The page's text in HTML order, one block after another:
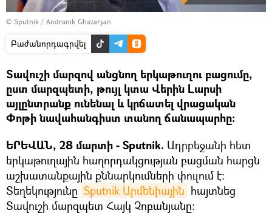
© Sputnik / Andranik Ghazaryan
Բաժանորդագրվել
Տավուշի մարզով անցնող երկաթուղու բացումը,
ըստ մարզպետի, թույլ կտա Վերին Լարսի
այլընտրանք ունենալ և կրճատել վրացական
Փոթի նավահանգիստ տանող ճանապարհը։
ԵՐԵՎԱՆ, 28 մարտի - Sputnik. Ադրբեջանի հետ
երկաթուղային հաղորդակցության բացման հարցն
աշխատանքային քննարկումների փուլում է։
Տեղեկությունը Sputnik Արմենիային հայտնեց
Տավուշի մարզպետ Հայկ Չոբանյանը։